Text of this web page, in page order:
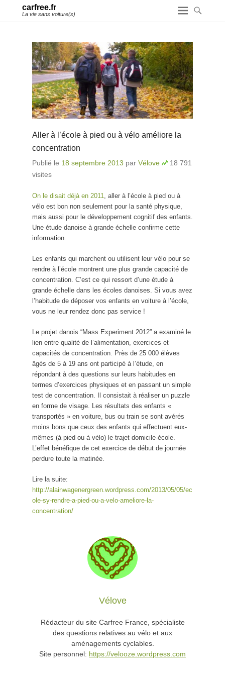
carfree.fr
La vie sans voiture(s)
Aller à l’école à pied ou à vélo améliore la
concentration
Publié le 18 septembre 2013 par Vélove
18 791
visites
On le disait déjà en 2011, aller à l’école à pied ou à
vélo est bon non seulement pour la santé physique,
mais aussi pour le développement cognitif des enfants.
Une étude danoise à grande échelle confirme cette
information.
Les enfants qui marchent ou utilisent leur vélo pour se
rendre à l’école montrent une plus grande capacité de
concentration. C’est ce qui ressort d’une étude à
grande échelle dans les écoles danoises. Si vous avez
l’habitude de déposer vos enfants en voiture à l’école,
vous ne leur rendez donc pas service !
Le projet danois “Mass Experiment 2012” a examiné le
lien entre qualité de l’alimentation, exercices et
capacités de concentration. Près de 25 000 élèves
âgés de 5 à 19 ans ont participé à l’étude, en
répondant à des questions sur leurs habitudes en
termes d’exercices physiques et en passant un simple
test de concentration. Il consistait à réaliser un puzzle
en forme de visage. Les résultats des enfants «
transportés » en voiture, bus ou train se sont avérés
moins bons que ceux des enfants qui effectuent eux-
mêmes (à pied ou à vélo) le trajet domicile-école.
L’effet bénéfique de cet exercice de début de journée
perdure toute la matinée.
Lire la suite:
http://alainwagenergreen.wordpress.com/2013/05/05/ec
ole-sy-rendre-a-pied-ou-a-velo-ameliore-la-
concentration/
Vélove
Rédacteur du site Carfree France, spécialiste
des questions relatives au vélo et aux
aménagements cyclables.
Site personnel: https://velooze.wordpress.com